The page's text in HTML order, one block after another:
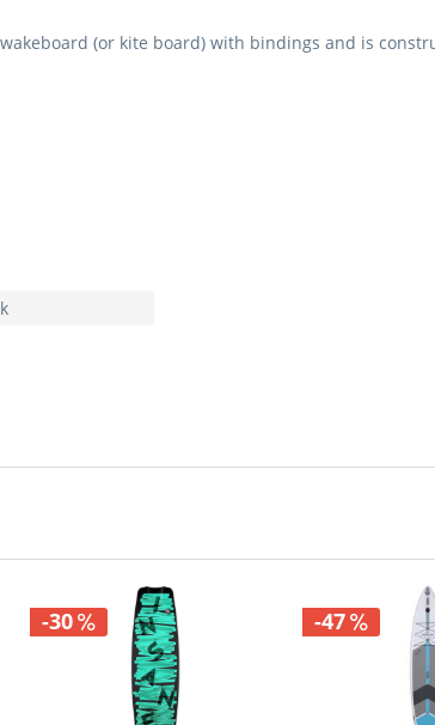
(or kite board) with bindings and is
-30 -47